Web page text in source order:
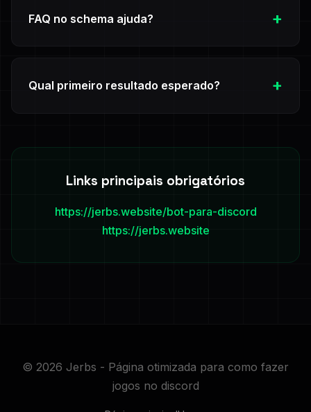
FAQ no schema ajuda?
Qual primeiro resultado esperado?
Links principais obrigatórios
https://jerbs.website/bot-para-discord
https://jerbs.website
© 2026 Jerbs - Página otimizada para como fazer
jogos no discord